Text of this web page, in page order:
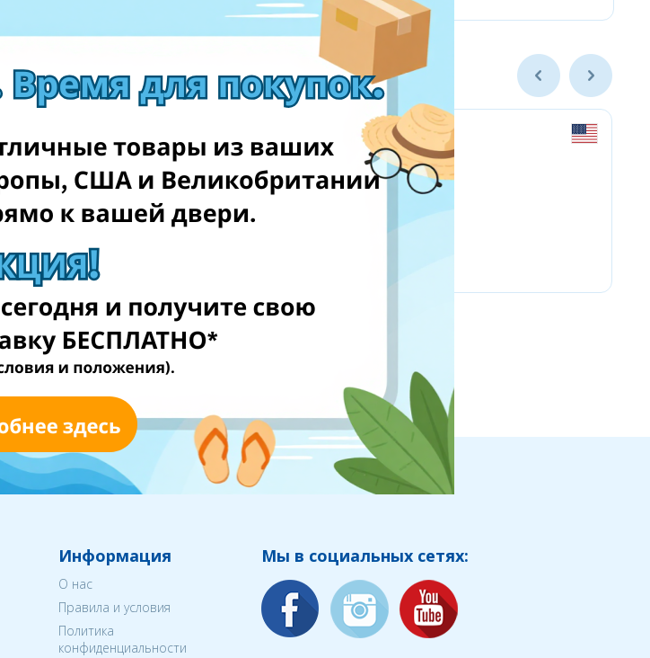
Информация
О нас
Правила и условия
Политика
конфиденциальности
Мы в социальных сетях: